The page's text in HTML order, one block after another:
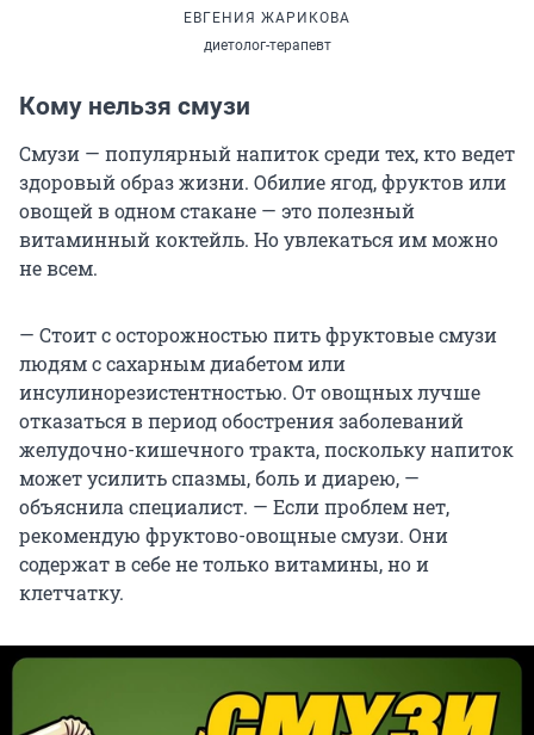
ЕВГЕНИЯ ЖАРИКОВА
диетолог-терапевт
Кому нельзя смузи
Смузи — популярный напиток среди тех, кто ведет
здоровый образ жизни. Обилие ягод, фруктов или
овощей в одном стакане — это полезный
витаминный коктейль. Но увлекаться им можно
не всем.
— Стоит с осторожностью пить фруктовые смузи
людям с сахарным диабетом или
инсулинорезистентностью. От овощных лучше
отказаться в период обострения заболеваний
желудочно-кишечного тракта, поскольку напиток
может усилить спазмы, боль и диарею, —
объяснила специалист. — Если проблем нет,
рекомендую фруктово-овощные смузи. Они
содержат в себе не только витамины, но и
клетчатку.